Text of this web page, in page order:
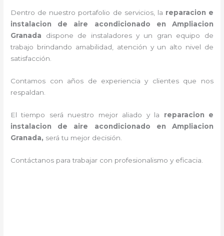
Dentro de nuestro portafolio de servicios, la reparacion e
instalacion de aire acondicionado en Ampliacion
Granada dispone de instaladores y un gran equipo de
trabajo brindando amabilidad, atención y un alto nivel de
satisfacción.
Contamos con años de experiencia y clientes que nos
respaldan.
El tiempo será nuestro mejor aliado y la reparacion e
instalacion de aire acondicionado en Ampliacion
Granada, será tu mejor decisión.
Contáctanos para trabajar con profesionalismo y eficacia.